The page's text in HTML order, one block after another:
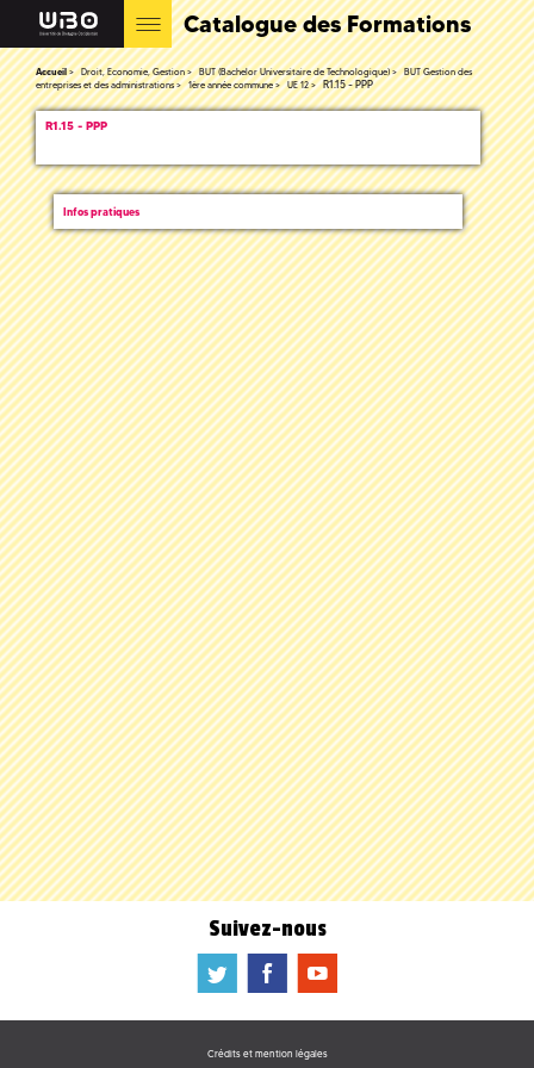
Catalogue des Formations
Accueil Droit, Economie, Gestion BUT (Bachelor Universitaire de Technologique)
BUT Gestion des
entreprises et des administrations
1ère année commune UE 12 R1.15 - PPP
R1.15 - PPP
Infos pratiques
Suivez-nous
a b f
Crédits et mention légales